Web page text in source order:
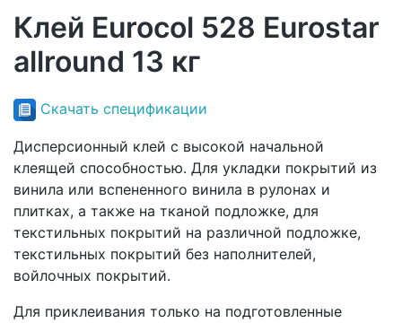
Клей Eurocol 528 Eurostar
allround 13 кг
Скачать спецификации
Дисперсионный клей с высокой начальной
клеящей способностью. Для укладки покрытий из
винила или вспененного винила в рулонах и
плитках, а также на тканой подложке, для
текстильных покрытий на различной подложке,
текстильных покрытий без наполнителей,
войлочных покрытий.
Для приклеивания только на подготовленные